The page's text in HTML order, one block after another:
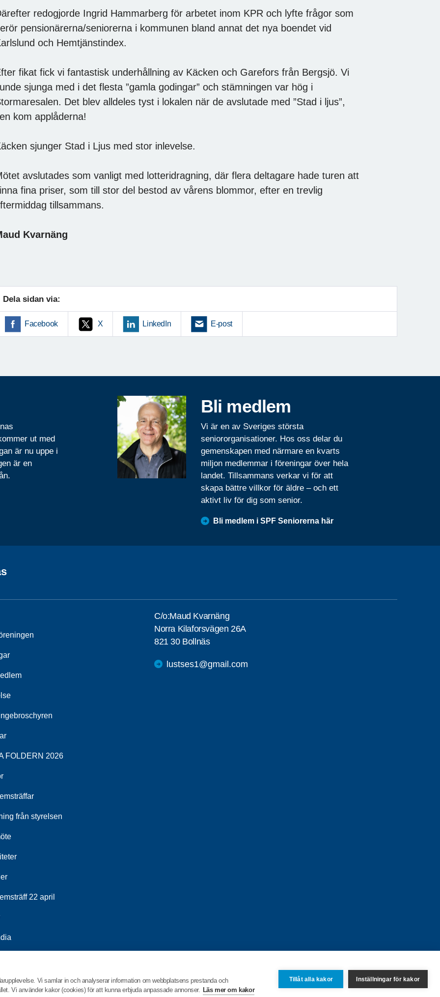
Vi samlar in och analyserar information om webbplatsens prestanda och
Vi använder kakor (cookies) för att kunna erbjuda anpassade annonser. Läs mer om kakor
Tillåt alla kakor Inställningar för kakor
redogjorde Ingrid Hammarberg för arbetet inom KPR och lyfte frågor som
pensionärerna/seniorerna i kommunen bland annat det nya boendet vid
och Hemtjänstindex.
fikat fick vi fantastisk underhållning av Käcken och Garefors från Bergsjö. Vi
sjunga med i det flesta ”gamla godingar” och stämningen var hög i
Det blev alldeles tyst i lokalen när de avslutade med ”Stad i ljus”,
kom applåderna!
sjunger Stad i Ljus med stor inlevelse.
avslutades som vanligt med lotteridragning, där flera deltagare hade turen att
fina priser, som till stor del bestod av vårens blommor, efter en trevlig
tillsammans.
Kvarnäng
Dela sidan via:
Facebook X LinkedIn E-post
ut med
är nu uppe i
är en
Bli medlem
Vi är en av Sveriges största
seniororganisationer. Hos oss delar du
gemenskapen med närmare en kvarts
miljon medlemmar i föreningar över hela
landet. Tillsammans verkar vi för att
skapa bättre villkor för äldre – och ett
aktivt liv för dig som senior.
Bli medlem i SPF Seniorerna här
FOLDERN 2026
från styrelsen
22 april
2026
C/o:Maud Kvarnäng
Norra Kilaforsvägen 26A
821 30 Bollnäs
lustses1@gmail.com